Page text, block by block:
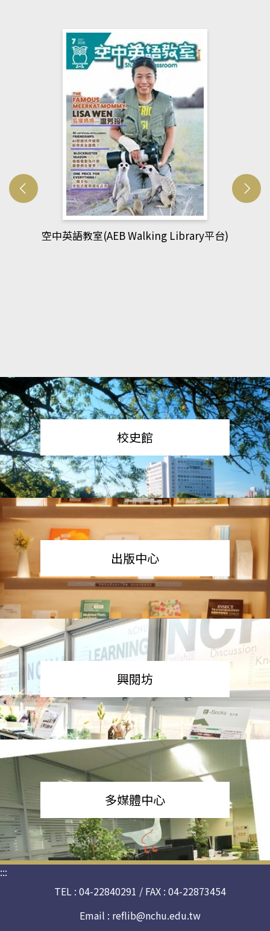
網管人(kono平台)
校史館
出版中心
興閱坊
多媒體中心
:::
TEL : 04-22840291 / FAX : 04-22873454
Email : reflib@nchu.edu.tw